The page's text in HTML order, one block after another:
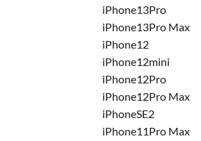
iPhone13Pro
iPhone13Pro Max
iPhone12
iPhone12mini
iPhone12Pro
iPhone12Pro Max
iPhoneSE2
iPhone11Pro Max